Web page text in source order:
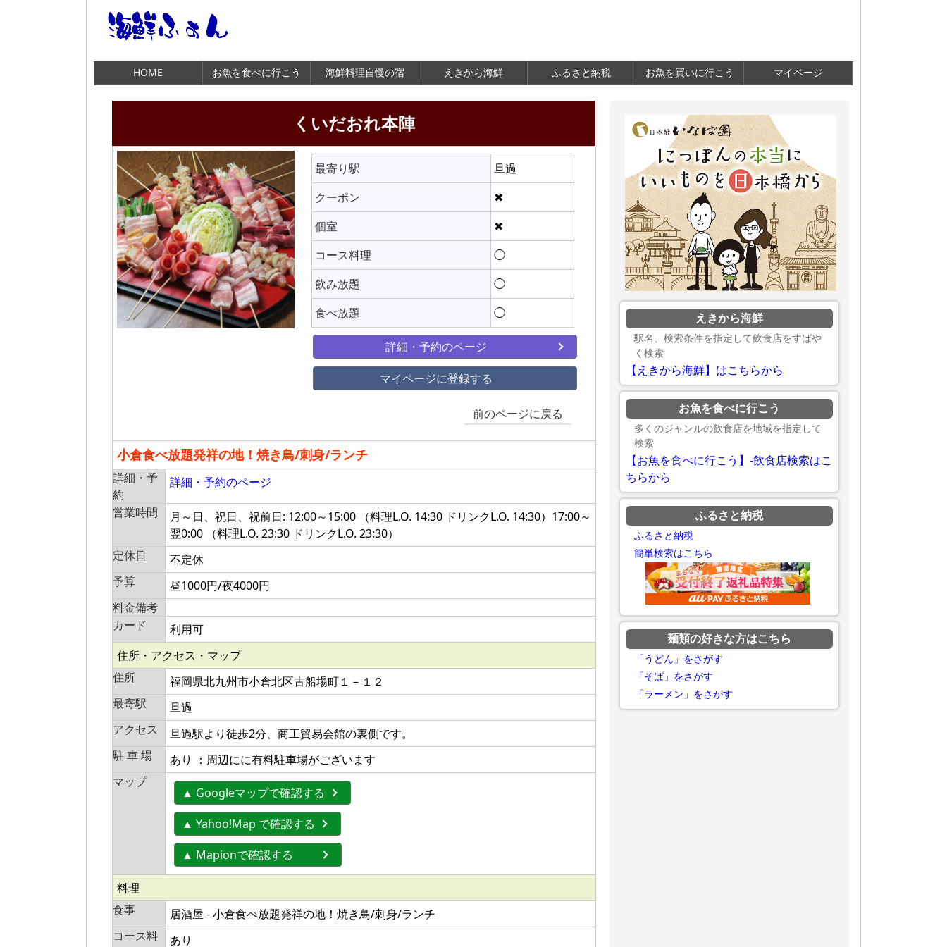
HOME お魚を食べに行こう 海鮮料理自慢の宿 えきから海鮮 ふるさと納税 お魚を買いに行こう マイページ
くいだおれ本陣
最寄り駅
旦過
クーポン
✖
個室
✖
コース料理
◯
飲み放題
◯
食べ放題
◯
詳細・予約のページ
マイページに登録する
前のページに戻る
小倉食べ放題発祥の地！焼き鳥/刺身/ランチ
詳細・予
約
詳細・予約のページ
営業時間
月～日、祝日、祝前日: 12:00～15:00 （料理L.O. 14:30 ドリンクL.O. 14:30）17:00～
翌0:00 （料理L.O. 23:30 ドリンクL.O. 23:30）
定休日
不定休
予算
昼1000円/夜4000円
料金備考
カード
利用可
住所・アクセス・マップ
住所
福岡県北九州市小倉北区古船場町１－１２
最寄駅
旦過
アクセス
旦過駅より徒歩2分、商工貿易会館の裏側です。
駐 車 場
あり ：周辺にに有料駐車場がございます
マップ
▲ Googleマップで確認する
▲ Yahoo!Map で確認する
▲ Mapionで確認する
料理
食事
居酒屋 - 小倉食べ放題発祥の地！焼き鳥/刺身/ランチ
コース料
あり
えきから海鮮
駅名、検索条件を指定して飲食店をすばや
く検索
【えきから海鮮】はこちらから
お魚を食べに行こう
多くのジャンルの飲食店を地域を指定して
検索
【お魚を食べに行こう】-飲食店検索はこ
ちらから
ふるさと納税
ふるさと納税
簡単検索はこちら
麺類の好きな方はこちら
「うどん」をさがす
「そば」をさがす
「ラーメン」をさがす